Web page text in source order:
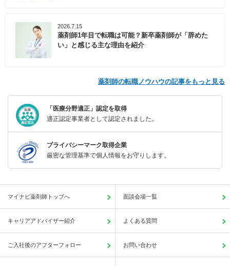
2026.7.15
薬剤師1年目で転職は可能？新卒薬剤師が「辞めた
い」と感じる主な理由を紹介
薬剤師の転職ノウハウの記事をもっと見る
「医療分野適正」認定を取得
適正認定事業者として認定されました。
プライバシーマーク取得企業
厳密な管理基準で個人情報をお守りします。
マイナビ薬剤師トップへ 面談会場一覧
キャリアアドバイザー紹介 よくある質問
ご入社後のアフターフォロー お問い合わせ